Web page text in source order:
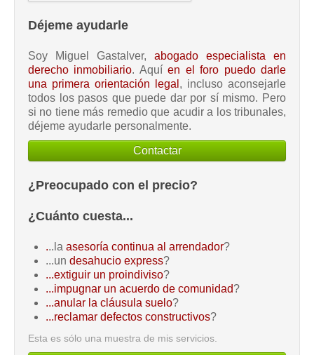
Déjeme ayudarle
Soy Miguel Gastalver, abogado especialista en
derecho inmobiliario. Aquíen el foro puedo darle
una primera orientación legal , incluso aconsejarle
todos los pasos que puede dar por sí mismo. Pero
si no tiene más remedio que acudir a los tribunales,
déjeme ayudarle personalmente.
Contactar
¿Preocupado con el precio?
¿Cuánto cuesta...
...la asesoría continua al arrendador?
...un desahucio express?
...extiguir un proindiviso?
...impugnar un acuerdo de comunidad?
...anular la cláusula suelo?
...reclamar defectos constructivos?
Esta es sólo una muestra de mis servicios.